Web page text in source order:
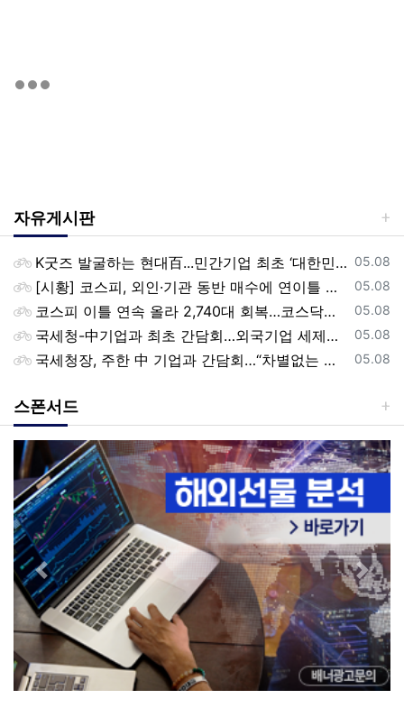
자유게시판
등록일
05.08
K굿즈 발굴하는 현대百...민간기업 최초 ‘대한민국 관광공모전’ 후원
등록일
05.08
[시황] 코스피, 외인·기관 동반 매수에 연이틀 상승…2745.05 마감
등록일
05.08
코스피 이틀 연속 올라 2,740대 회복…코스닥은 강보합(종합)
등록일
05.08
국세청-中기업과 최초 간담회…외국기업 세제혜택 등 논의
등록일
05.08
국세청장, 주한 中 기업과 간담회…“차별없는 공정과세 약속”
스폰서드
Previous Next